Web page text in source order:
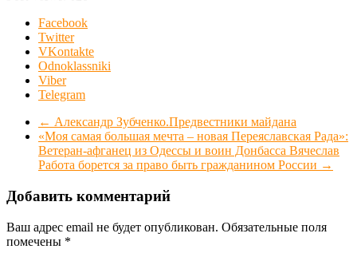
Facebook
Twitter
VKontakte
Odnoklassniki
Viber
Telegram
← Александр Зубченко.Предвестники майдана
«Моя самая большая мечта – новая Переяславская Рада»:
Ветеран-афганец из Одессы и воин Донбасса Вячеслав
Работа борется за право быть гражданином России →
Добавить комментарий
Ваш адрес email не будет опубликован. Обязательные поля
помечены *